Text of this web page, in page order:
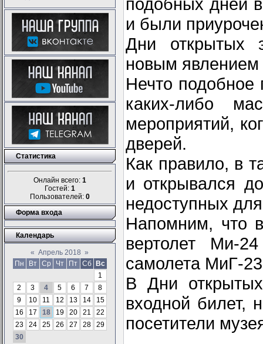
Статистика
Онлайн всего: 1
Гостей: 1
Пользователей: 0
Форма входа
Календарь
« Апрель 2018 »
Пн
Вт Ср Чт Пт Сб
Вс
1
2
3 4 5 6 7
8
9
10 11 12 13 14
15
16
17 18 19 20 21
22
23
24 25 26 27 28
29
30
и были
Дни открытых
новым явлением
Нечто
каких-либо
мероприятий,
дверей.
Как правило, в
и открывался
недоступных
Напомним, что
вертолет Ми-
самолета МиГ-
В Дни открытых
входной билет,
посетители